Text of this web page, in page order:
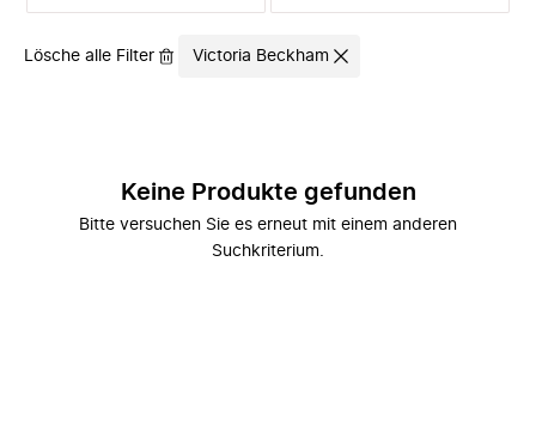
Lösche alle Filter Victoria Beckham
Keine Produkte gefunden
Bitte versuchen Sie es erneut mit einem anderen
Suchkriterium.